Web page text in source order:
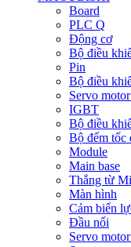
Board
PLC Q
Động cơ
Bộ điều
Pin
Bộ điều
Servo
IGBT
Bộ điều
Bộ đếm tốc
Module
Main base
Thắng từ
Màn hình
Cảm biến
Đầu nối
Servo